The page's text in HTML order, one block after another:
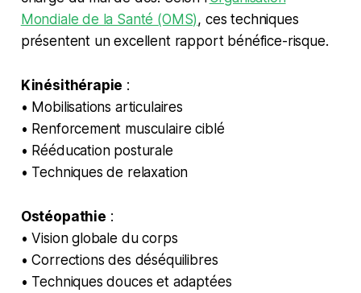
Mondiale de la Santé (OMS), ces techniques
présentent un excellent rapport bénéfice-risque.
Kinésithérapie :
• Mobilisations articulaires
• Renforcement musculaire ciblé
• Rééducation posturale
• Techniques de relaxation
Ostéopathie :
• Vision globale du corps
• Corrections des déséquilibres
• Techniques douces et adaptées